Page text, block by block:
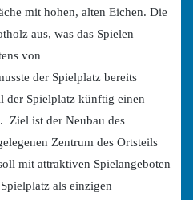
mit hohen, alten Eichen. Die
aus, was das Spielen
von
der Spielplatz bereits
der Spielplatz künftig einen
Ziel ist der Neubau des
Zentrum des Ortsteils
mit attraktiven Spielangeboten
als einzigen